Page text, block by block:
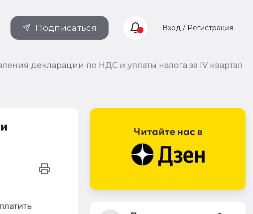
Подписаться Вход / Регистрация
декларации по НДС и уплаты налога за IV квартал